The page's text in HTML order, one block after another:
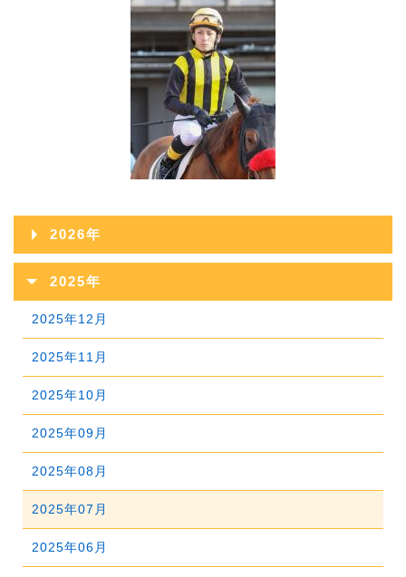
2026年
2026年08月
2026年07月
2026年06月
2026年05月
2026年04月
2026年03月
2026年02月
2026年01月
2025年
2025年12月
2025年11月
2025年10月
2025年09月
2025年08月
2025年07月
2025年06月